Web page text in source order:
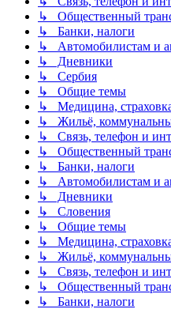
↳ Общественный
↳ Банки, налоги
↳ Автомобилистам и
↳ Дневники
↳ Сербия
↳ Общие темы
↳ Медицина,
↳ Жильё,
↳ Связь, телефон и
↳ Общественный
↳ Банки, налоги
↳ Автомобилистам и
↳ Дневники
↳ Словения
↳ Общие темы
↳ Медицина,
↳ Жильё,
↳ Связь, телефон и
↳ Общественный
↳ Банки, налоги